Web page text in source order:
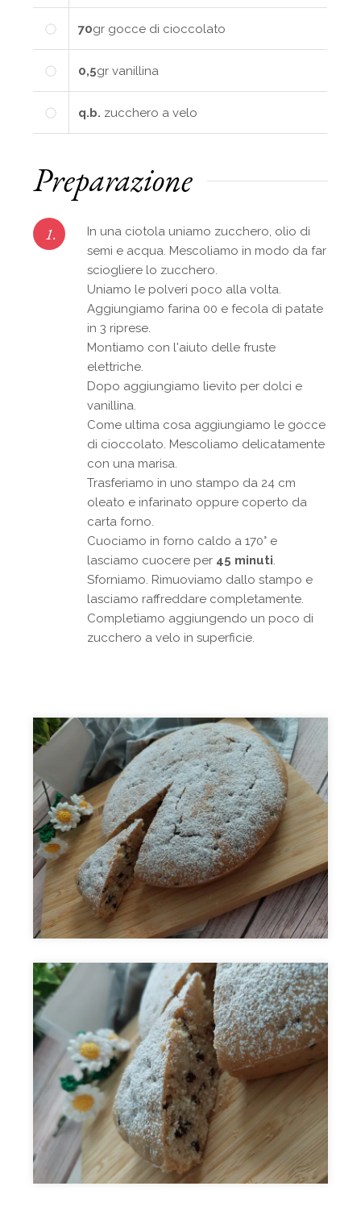
70gr gocce di cioccolato
0,5gr vanillina
q.b. zucchero a velo
Preparazione
1.
In una ciotola uniamo zucchero, olio di
semi e acqua. Mescoliamo in modo da far
sciogliere lo zucchero.
Uniamo le polveri poco alla volta.
Aggiungiamo farina 00 e fecola di patate
in 3 riprese.
Montiamo con l'aiuto delle fruste
elettriche.
Dopo aggiungiamo lievito per dolci e
vanillina.
Come ultima cosa aggiungiamo le gocce
di cioccolato. Mescoliamo delicatamente
con una marisa.
Trasferiamo in uno stampo da 24 cm
oleato e infarinato oppure coperto da
carta forno.
Cuociamo in forno caldo a 170° e
lasciamo cuocere per 45 minuti.
Sforniamo. Rimuoviamo dallo stampo e
lasciamo raffreddare completamente.
Completiamo aggiungendo un poco di
zucchero a velo in superficie.